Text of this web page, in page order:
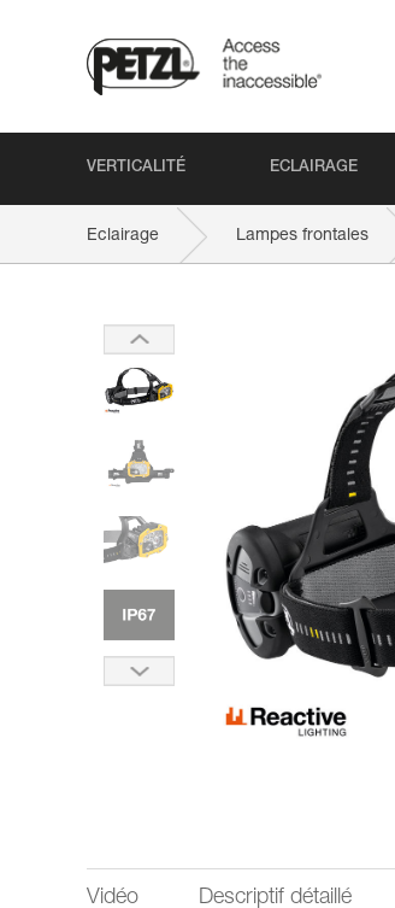
VERTICALITÉ ECLAIRAGE
Eclairage Lampes frontales
Vidéo Descriptif détaillé